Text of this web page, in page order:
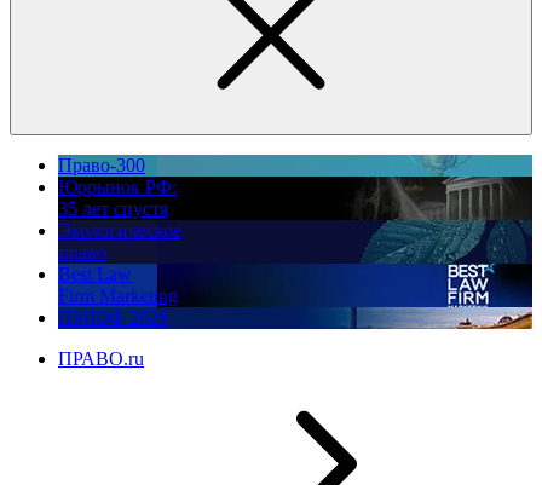
Право-300
Юррынок РФ:
35 лет спустя
Экологическое
право
Best Law
Firm Marketing
ПМЮФ 2026
ПРАВО.ru